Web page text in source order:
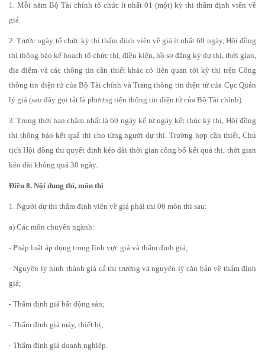
1. Mỗi năm Bộ Tài chính tổ chức ít nhất 01 (một) kỳ thi thẩm định viên về
giá.
2. Trước ngày tổ chức kỳ thi thẩm định viên về giá ít nhất 60 ngày, Hội đồng
thi thông báo kế hoạch tổ chức thi, điều kiện, hồ sơ đăng ký dự thi, thời gian,
địa điểm và các thông tin cần thiết khác có liên quan tới kỳ thi trên Cổng
thông tin điện tử của Bộ Tài chính và Trang thông tin điện tử của Cục Quản
lý giá (sau đây gọi tắt là phương tiện thông tin điện tử của Bộ Tài chính).
3. Trong thời hạn chậm nhất là 60 ngày kể từ ngày kết thúc kỳ thi, Hội đồng
thi thông báo kết quả thi cho từng người dự thi. Trường hợp cần thiết, Chủ
tịch Hội đồng thi quyết định kéo dài thời gian công bố kết quả thi, thời gian
kéo dài không quá 30 ngày.
Điều 8. Nội dung thi, môn thi
1. Người dự thi thẩm định viên về giá phải thi 06 môn thi sau:
a) Các môn chuyên ngành:
- Pháp luật áp dụng trong lĩnh vực giá và thẩm định giá;
- Nguyên lý hình thành giá cả thị trường và nguyên lý căn bản về thẩm định
giá;
- Thẩm định giá bất động sản;
- Thẩm định giá máy, thiết bị;
- Thẩm định giá doanh nghiệp.